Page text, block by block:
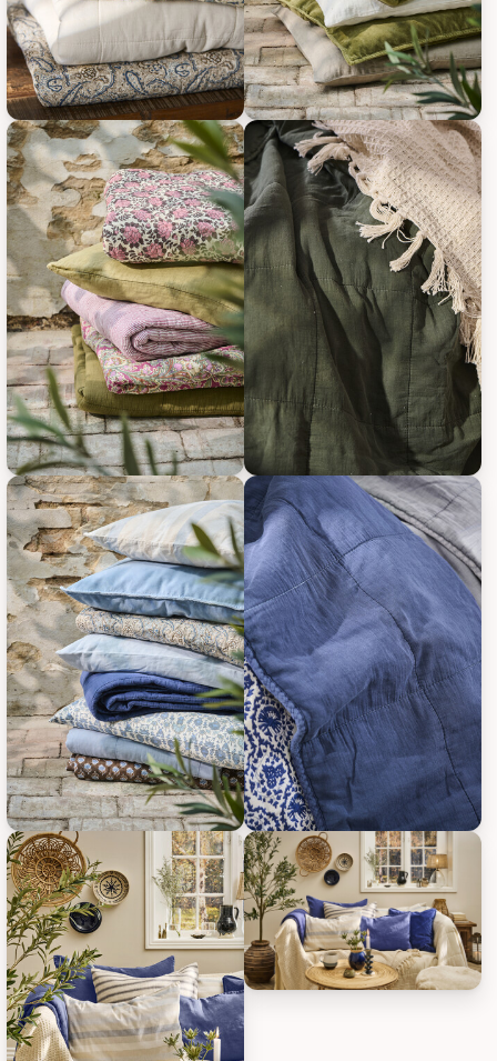
IB Laursen Vintage Quilt unifarben, Bild 11IB Laursen Vintage Quilt
IB Laursen Vintage Quilt unifarben, Bild 13IB Laursen Vintage Quilt
IB Laursen Vintage Quilt unifarben, Bild 15IB Laursen Vintage Quilt